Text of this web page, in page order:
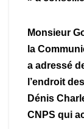
Monsieur
la
a adressé
l’endroit
Dénis
CNPS qui